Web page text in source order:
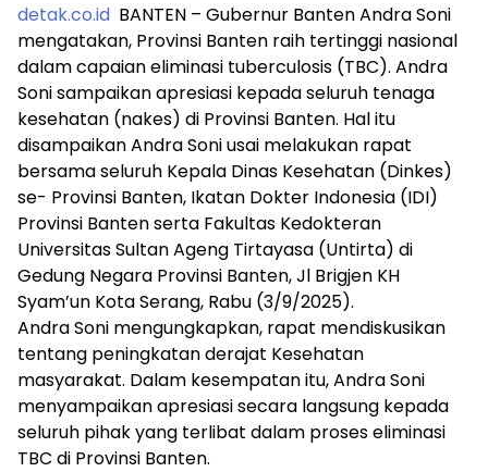
detak.co.id BANTEN – Gubernur Banten Andra Soni
mengatakan, Provinsi Banten raih tertinggi nasional
dalam capaian eliminasi tuberculosis (TBC). Andra
Soni sampaikan apresiasi kepada seluruh tenaga
kesehatan (nakes) di Provinsi Banten. Hal itu
disampaikan Andra Soni usai melakukan rapat
bersama seluruh Kepala Dinas Kesehatan (Dinkes)
se- Provinsi Banten, Ikatan Dokter Indonesia (IDI)
Provinsi Banten serta Fakultas Kedokteran
Universitas Sultan Ageng Tirtayasa (Untirta) di
Gedung Negara Provinsi Banten, Jl Brigjen KH
Syam’un Kota Serang, Rabu (3/9/2025).
Andra Soni mengungkapkan, rapat mendiskusikan
tentang peningkatan derajat Kesehatan
masyarakat. Dalam kesempatan itu, Andra Soni
menyampaikan apresiasi secara langsung kepada
seluruh pihak yang terlibat dalam proses eliminasi
TBC di Provinsi Banten.